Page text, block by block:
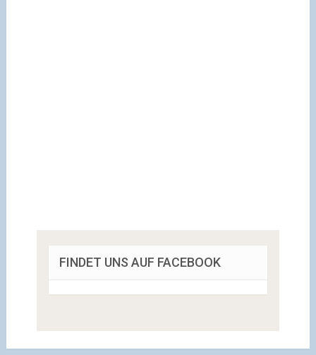
FINDET UNS AUF FACEBOOK